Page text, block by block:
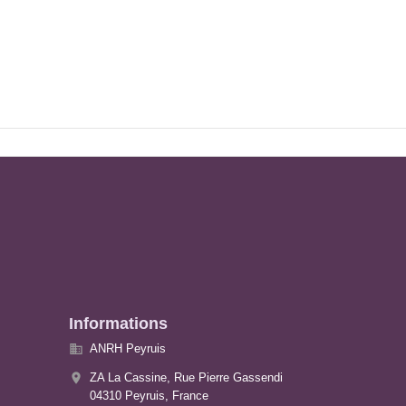
Informations
 ANRH Peyruis

ZA La Cassine, Rue Pierre Gassendi
04310 Peyruis,
France